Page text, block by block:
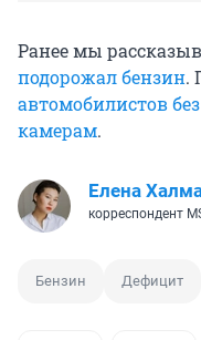
Ранее мы
подорожал бензин.
автомобилистов
камерам.
Елена
корреспондент
Бензин Дефицит